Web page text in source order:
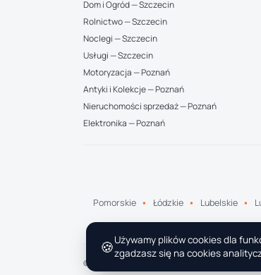
Dom i Ogród — Szczecin
Rolnictwo — Szczecin
Noclegi — Szczecin
Usługi — Szczecin
Motoryzacja — Poznań
Antyki i Kolekcje — Poznań
Nieruchomości sprzedaż — Poznań
Elektronika — Poznań
Pomorskie
Łódzkie Lubelskie
© 2026 1G.pl · Wszelkie prawa zastrzeżone
🍪Używamy plików cookies dla
zgadzasz się na cookies